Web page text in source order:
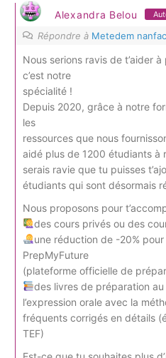
Alexandra Belou
Répondre à Metedem
Nous serions ravis de t’aider
c’est notre
spécialité !
Depuis 2020, grâce à notre
les
ressources que nous
aidé plus de 1200 étudiants à
serais ravie que tu puisses
étudiants qui sont désormais
Nous proposons pour
des cours privés ou des
une réduction de -20%
PrepMyFuture
(plateforme officielle de
des livres de préparation au
l’expression orale avec la
fréquents corrigés en détails
TEF)